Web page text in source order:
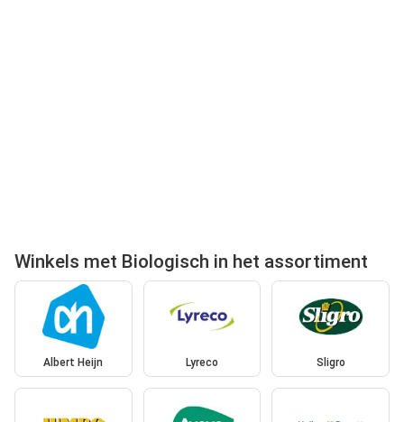
Winkels met Biologisch in het assortiment
Albert Heijn Lyreco Sligro